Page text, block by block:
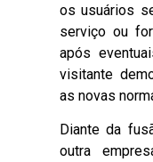
os usuários
serviço ou
após
visitante
as novas
Diante da
outra